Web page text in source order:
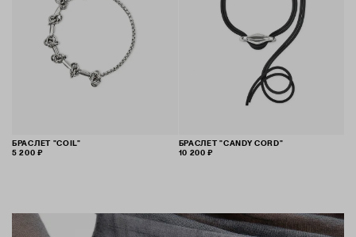
БРАСЛЕТ "COIL"
5 200 ₽
БРАСЛЕТ "CANDY CORD"
10 200 ₽